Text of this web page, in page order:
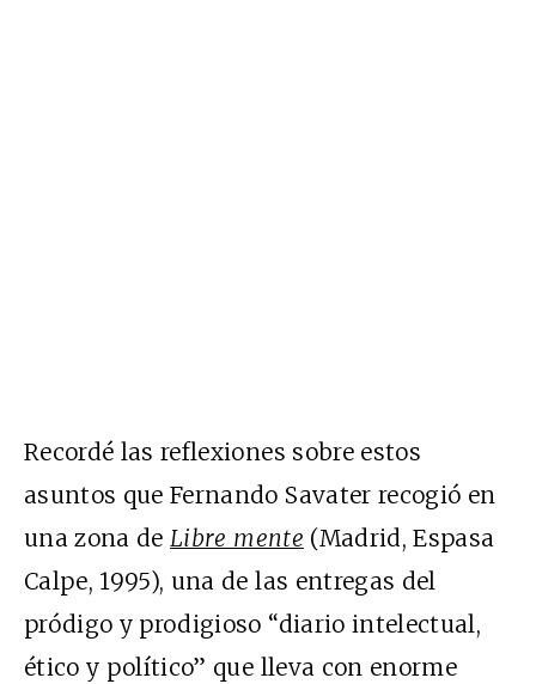
Recordé las reflexiones sobre estos
asuntos que Fernando Savater recogió en
una zona deLibre mente (Madrid, Espasa
Calpe, 1995), una de las entregas del
pródigo y prodigioso “diario intelectual,
ético y político” que lleva con enorme